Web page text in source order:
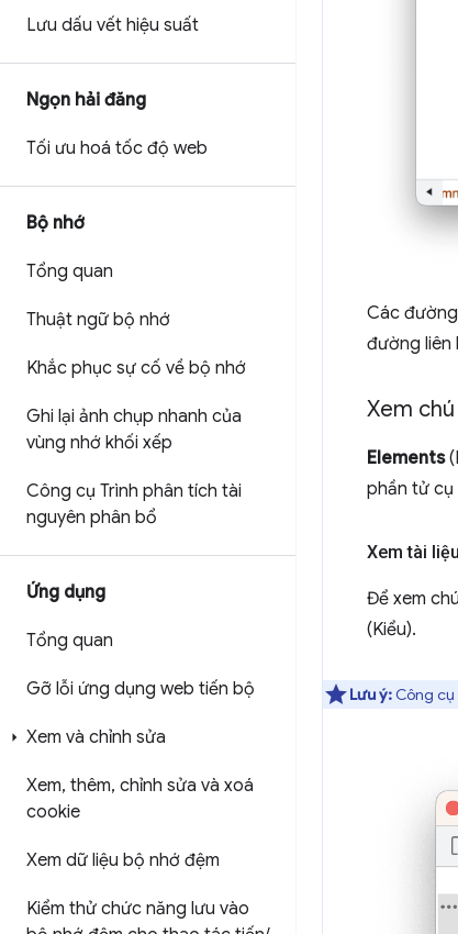
Lưu dấu vết hiệu suất
Ngọn hải đăng
Tối ưu hoá tốc độ web
Bộ nhớ
Tổng quan
Thuật ngữ bộ nhớ
Khắc phục sự cố về bộ nhớ
Ghi lại ảnh chụp nhanh của
vùng nhớ khối xếp
Công cụ Trình phân tích tài
nguyên phân bổ
Ứng dụng
Tổng quan
Gỡ lỗi ứng dụng web tiến bộ
Xem và chỉnh sửa
Xem, thêm, chỉnh sửa và xoá
cookie
Xem dữ liệu bộ nhớ đệm
Kiểm thử chức năng lưu vào
Các
đường liên
Xem
Elements
phần tử cụ
Xem tài
Để xem
(Kiểu).
Lưu ý: Công